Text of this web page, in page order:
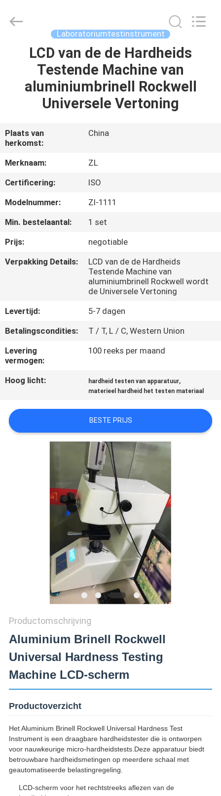
HUIS
PRODUCTEN
ONGEVEER
ONS
FABRIEKSREIS
KWALITEITSCONTROLE
CONTACTEER
NIEUWS
VERZOEK
OM EEN
SHOW
SITEMAP
PRIVACY
Technology
Laboratoriumtestinstrument
LCD van de de Hardheids
Testende Machine van
aluminiumbrinell Rockwell
Universele Vertoning
Plaats van
herkomst:
China
Merknaam:
ZL
Certificering:
ISO
Modelnummer:
Zl-1111
Min. bestelaantal:
1 set
Prijs:
negotiable
Verpakking Details:
LCD van de de Hardheids
Testende Machine van
aluminiumbrinell Rockwell wordt
de Universele Vertoning
Levertijd:
5-7 dagen
Betalingscondities:
T / T, L / C, Western Union
Levering
vermogen:
100 reeks per maand
Hoog licht: hardheid testen van apparatuur,
materieel hardheid het testen materiaal
BESTE PRIJS
Productomschrijving
Aluminium Brinell Rockwell
Universal Hardness Testing
Machine LCD-scherm
Productoverzicht
Het Aluminium Brinell Rockwell Universal Hardness Test
Instrument is een draagbare hardheidstester die is ontworpen
voor nauwkeurige micro-hardheidstests.Deze apparatuur biedt
betrouwbare hardheidsmetingen op meerdere schaal met
geautomatiseerde belastingregeling.
LCD-scherm voor het rechtstreeks aflezen van de